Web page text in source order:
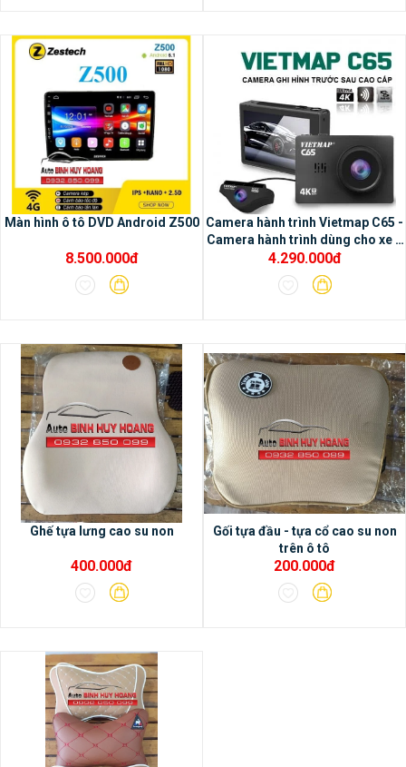
Màn hình ô tô DVD Android Z500
8.500.000đ
Camera hành trình Vietmap C65 -
Camera hành trình dùng cho xe ô
tô
4.290.000đ
Ghế tựa lưng cao su non
400.000đ
Gối tựa đầu - tựa cổ cao su non
trên ô tô
200.000đ